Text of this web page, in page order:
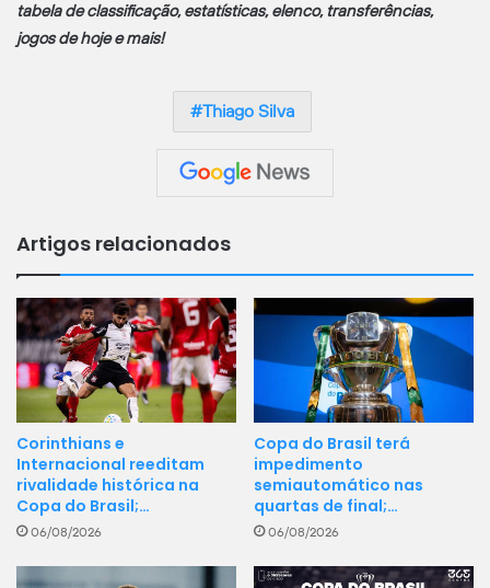
tabela de classificação, estatísticas, elenco, transferências,
jogos de hoje e mais!
Thiago Silva
Artigos relacionados
Corinthians e
Internacional reeditam
rivalidade histórica na
Copa do Brasil;…
06/08/2026
Copa do Brasil terá
impedimento
semiautomático nas
quartas de final;…
06/08/2026